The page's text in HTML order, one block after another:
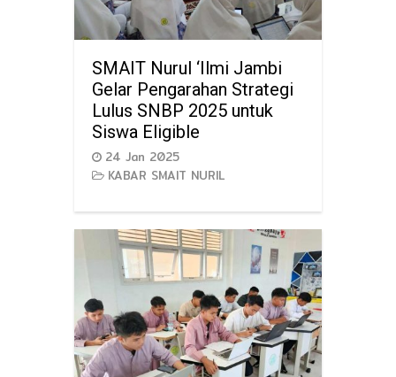
SMAIT Nurul ‘Ilmi Jambi
Gelar Pengarahan Strategi
Lulus SNBP 2025 untuk
Siswa Eligible
24 Jan 2025
KABAR SMAIT NURIL